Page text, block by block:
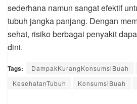
sederhana namun sangat efektif
tubuh jangka panjang. Dengan
sehat, risiko berbagai penyakit
dini.
Tags: DampakKurangKonsumsiBuah
KesehatanTubuh
KonsumsiBuah